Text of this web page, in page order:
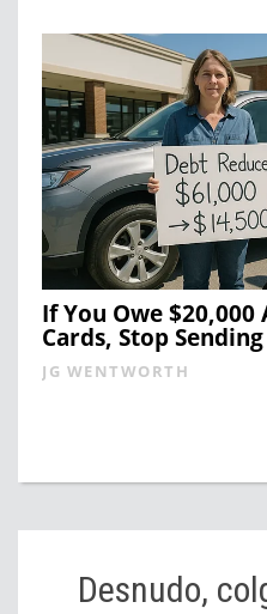
If You Owe $20,000
Cards, Stop
JG WENTWORTH
Desnudo,